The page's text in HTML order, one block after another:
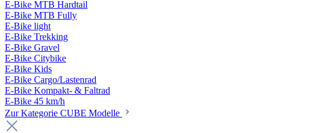
E-Bike MTB Hardtail
E-Bike MTB Fully
E-Bike light
E-Bike Trekking
E-Bike Gravel
E-Bike Citybike
E-Bike Kids
E-Bike Cargo/Lastenrad
E-Bike Kompakt- & Faltrad
E-Bike 45 km/h
Zur Kategorie CUBE Modelle